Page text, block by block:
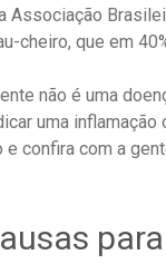
Associação
cheiro, que em
não é uma
uma
e confira com a